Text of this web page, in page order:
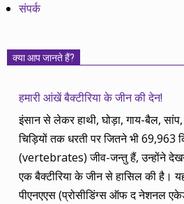
संपर्क
क्या आप जानते हैं?
हमारी आंखें बैक्टीरिया के जीन की देन!
इंसान से लेकर हाथी, घोड़ा, गाय-बैल,
चिड़ियों तक धरती पर जितने भी 69,963
(vertebrates) जीव-जन्तु हैं, उन्होंने
एक बैक्टीरिया के जीन से हासिल की है।
पीएनएएस (प्रोसीडिंग्स ऑफ द नेशनल